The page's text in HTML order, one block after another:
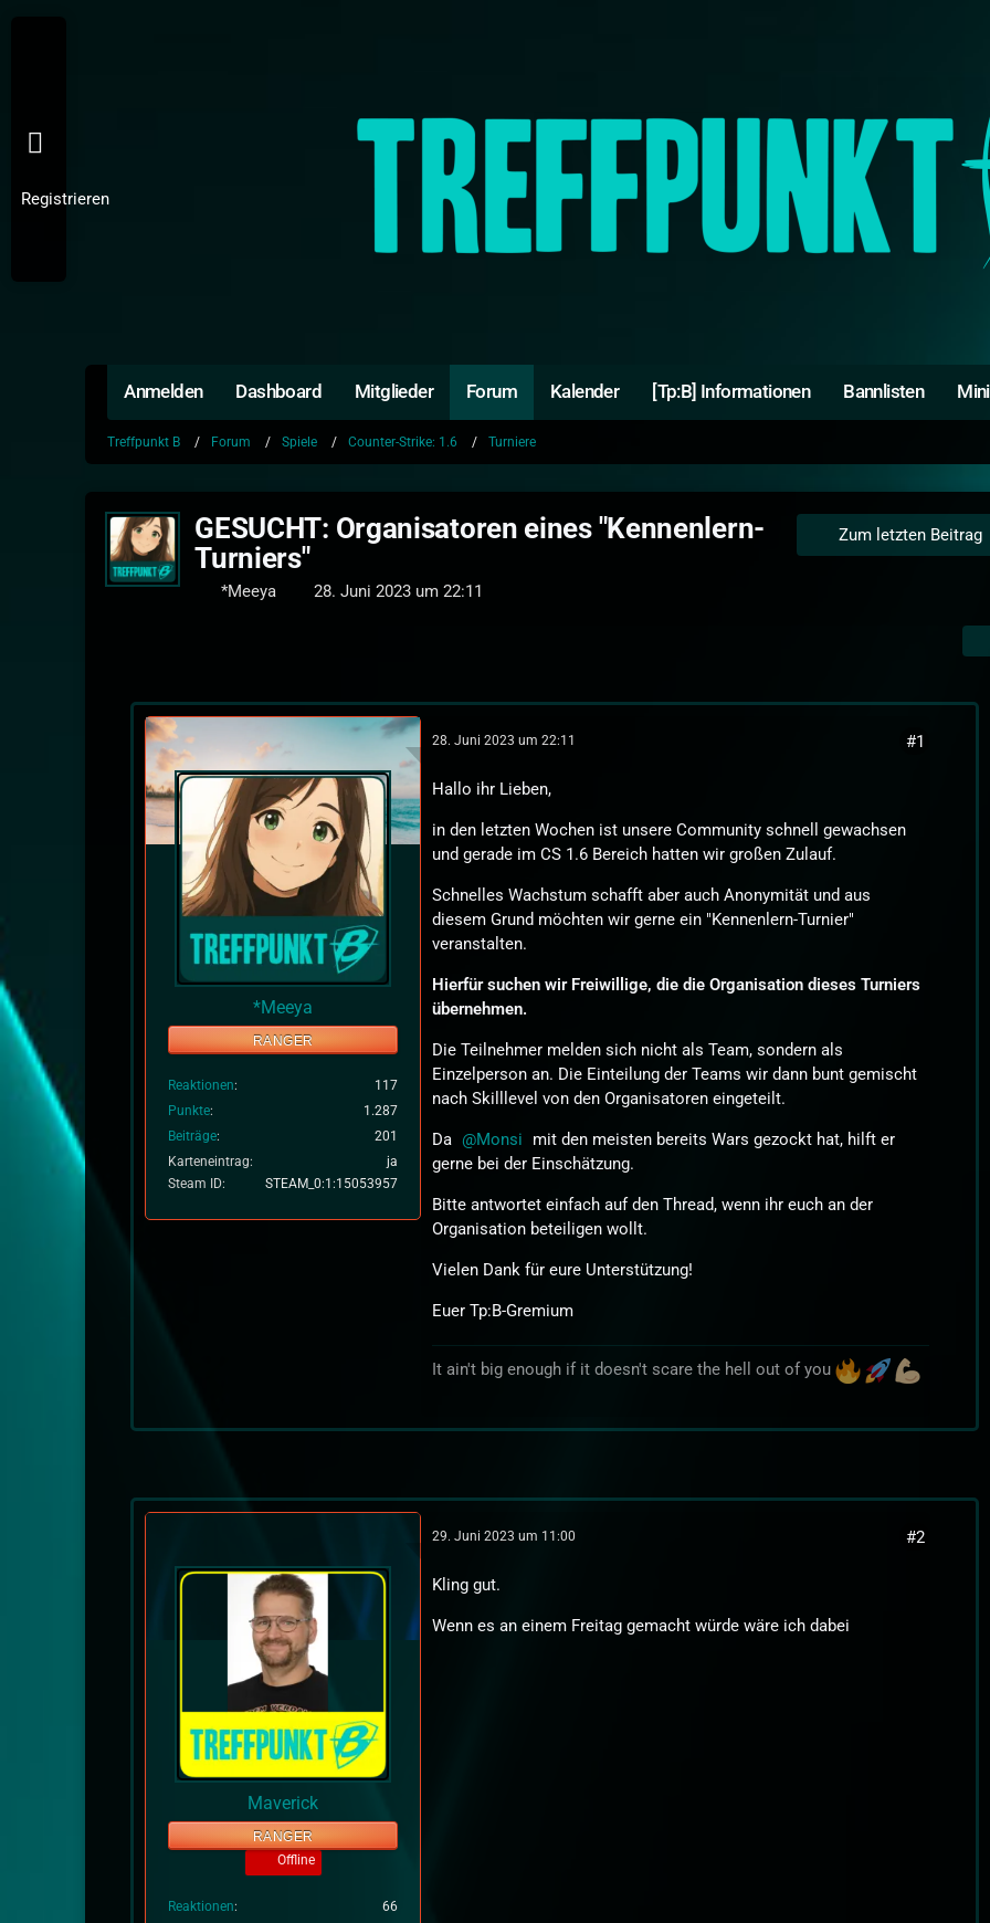
Anmelden Dashboard Mitglieder Forum Kalender [Tp:B] Informationen Bannlisten
Registrieren
Treffpunkt B Forum Spiele Counter-Strike: 1.6 Turniere
GESUCHT: Organisatoren eines "Kennenlern-
Turniers"
*Meeya 28. Juni 2023 um 22:11
Zum letzten Beitrag
*Meeya
RANGER
Reaktionen
117
Punkte
1.287
Beiträge
201
Karteneintrag
ja
Steam ID
STEAM_0:1:15053957
28. Juni 2023 um 22:11 #1
Hallo ihr Lieben,
in den letzten Wochen ist unsere Community schnell gewachsen
und gerade im CS 1.6 Bereich hatten wir großen Zulauf.
Schnelles Wachstum schafft aber auch Anonymität und aus
diesem Grund möchten wir gerne ein "Kennenlern-Turnier"
veranstalten.
Hierfür suchen wir Freiwillige, die die Organisation dieses Turniers
übernehmen.
Die Teilnehmer melden sich nicht als Team, sondern als
Einzelperson an. Die Einteilung der Teams wir dann bunt gemischt
nach Skilllevel von den Organisatoren eingeteilt.
Da Monsi
mit den meisten bereits Wars gezockt hat, hilft er
gerne bei der Einschätzung.
Bitte antwortet einfach auf den Thread, wenn ihr euch an der
Organisation beteiligen wollt.
Vielen Dank für eure Unterstützung!
Euer Tp:B-Gremium
It ain't big enough if it doesn't scare the hell out of you
Maverick
RANGER
Offline
Reaktionen
66
29. Juni 2023 um 11:00 #2
Kling gut.
Wenn es an einem Freitag gemacht würde wäre ich dabei